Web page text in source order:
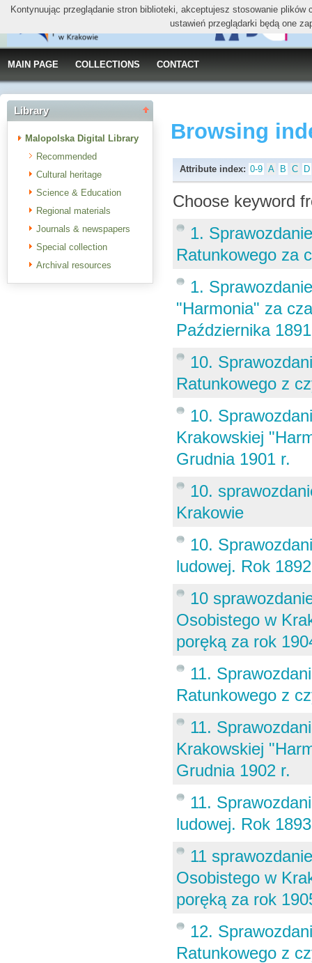
MAIN PAGE COLLECTIONS CONTACT
Library
Malopolska Digital Library
Recommended
Cultural heritage
Science & Education
Regional materials
Journals & newspapers
Special collection
Archival resources
Browsing
Attribute index: 0-9 A B C D
Choose keyword
1.
Ratunkowego za
1.
"Harmonia" za
Października
10.
Ratunkowego z
10.
Krakowskiej
Grudnia 1901 r.
10.
Krakowie
10.
ludowej. Rok 1892
10
Osobistego w
poręką za rok
11.
Ratunkowego z
11.
Krakowskiej
Grudnia 1902 r.
11.
ludowej. Rok
11
Osobistego w
poręką za rok
12.
Ratunkowego z
Kontynuując przeglądanie stron biblioteki, akceptujesz stosowanie
ustawień przeglądarki będą one